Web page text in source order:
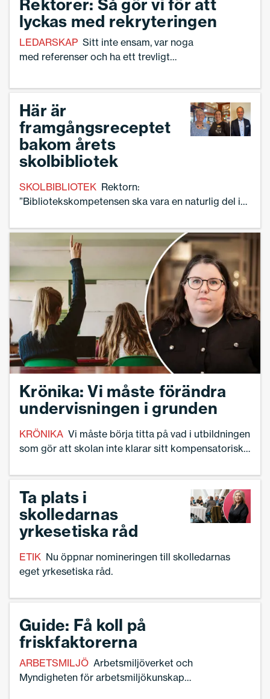
Rektorer: Så gör vi för att
lyckas med rekryteringen
LEDARSKAP Sitt inte ensam, var noga
med referenser och ha ett trevligt
frågan: Vilka är dina bästa råd när det
Här är
framgångsreceptet
bakom årets
skolbibliotek
SKOLBIBLIOTEK Rektorn:
”Bibliotekskompetensen ska vara en naturlig del i
Krönika: Vi måste förändra
undervisningen i grunden
KRÖNIKA Vi måste börja titta på vad i utbildningen
som gör att skolan inte klarar sitt kompensatoriska
debattör.
Ta plats i
skolledarnas
yrkesetiska råd
ETIK Nu öppnar nomineringen till skolledarnas
eget yrkesetiska råd.
Guide: Få koll på
friskfaktorerna
ARBETSMILJÖ Arbetsmiljöverket och
Myndigheten för arbetsmiljökunskap